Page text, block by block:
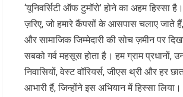
‘यूनिवर्सिटी ऑफ टुमॉरो’ होने का अहम हिस्सा
ज़रिए, जो हमारे कैंपसों के आसपास चलाए जाते हैं,
और सामाजिक जिम्मेदारी की सोच ज़मीन पर
सबको गर्व महसूस होता है। हम ग्राम प्रधानों,
निवासियों, वेस्ट वॉरियर्स, जीएस थ्री और हर
आभारी हैं, जिन्होंने इस अभियान में हिस्सा